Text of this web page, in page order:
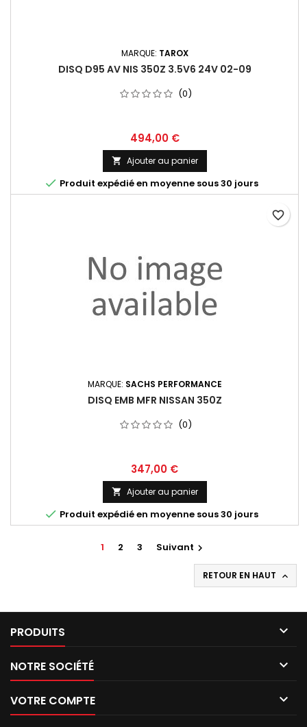
MARQUE: TAROX
DISQ D95 AV NIS 350Z 3.5V6 24V 02-09
(0)
Prix
494,00 €
 Ajouter au panier
 Produit expédié en moyenne sous 30 jours
MARQUE: SACHS PERFORMANCE
DISQ EMB MFR NISSAN 350Z
(0)
Prix
347,00 €
 Ajouter au panier
 Produit expédié en moyenne sous 30 jours
favorite_border
1 2 3 Suivant 
RETOUR EN HAUT 
PRODUITS 
NOTRE SOCIÉTÉ 
VOTRE COMPTE 